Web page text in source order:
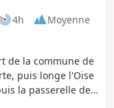
4h
Moyenne
de la commune de
puis longe l'Oise
la passerelle de